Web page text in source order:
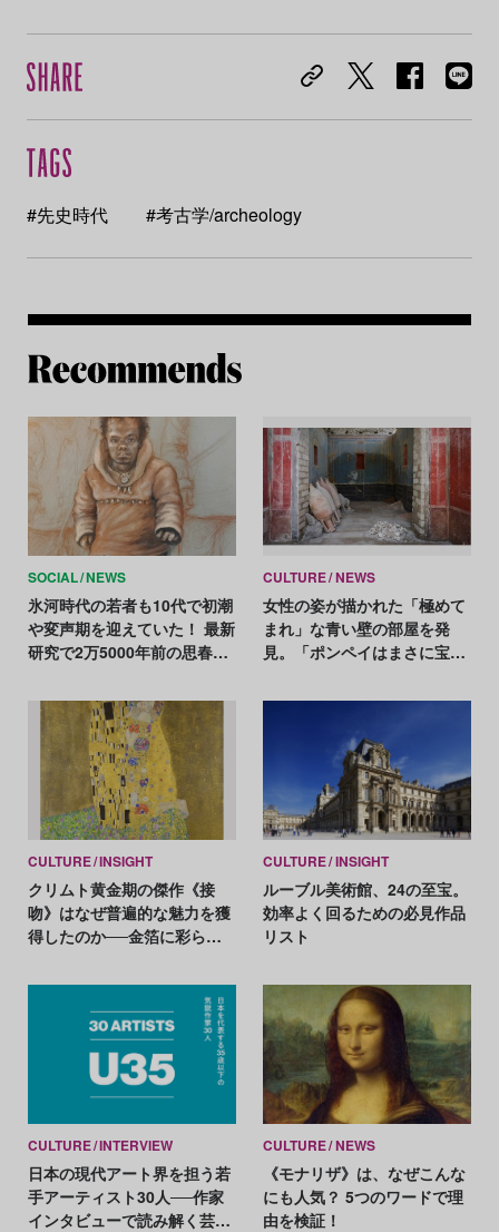
#先史時代 #考古学/archeology
SOCIAL NEWS
氷河時代の若者も10代で初潮
や変声期を迎えていた！ 最新
研究で2万5000年前の思春期
CULTURE NEWS
女性の姿が描かれた「極めて
まれ」な青い壁の部屋を発
見。「ポンペイはまさに宝
CULTURE INSIGHT
クリムト黄金期の傑作《接
吻》はなぜ普遍的な魅力を獲
得したのか──金箔に彩られ
CULTURE INSIGHT
ルーブル美術館、24の至宝。
効率よく回るための必見作品
リスト
CULTURE INTERVIEW
日本の現代アート界を担う若
手アーティスト30人──作家
インタビューで読み解く芸術
CULTURE NEWS
《モナリザ》は、なぜこんな
にも人気？ 5つのワードで理
由を検証！